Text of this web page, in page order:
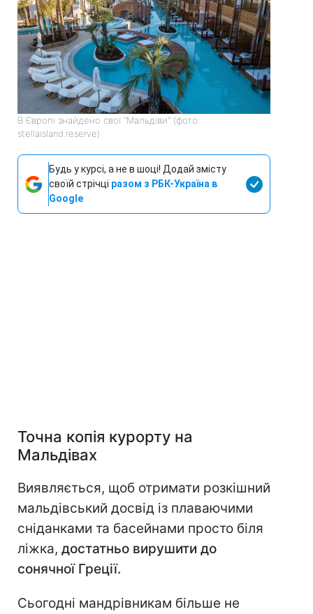
В Європі знайдено свої "Мальдіви" (фото:
stellaisland.reserve)
Будь у курсі, а не в шоці! Додай змісту
своїй стрічці разом з РБК-Україна в
Google
Точна копія курорту на
Мальдівах
Виявляється, щоб отримати розкішний
мальдівський досвід із плаваючими
сніданками та басейнами просто біля
ліжка, достатньо вирушити до
сонячної Греції.
Сьогодні мандрівникам більше не